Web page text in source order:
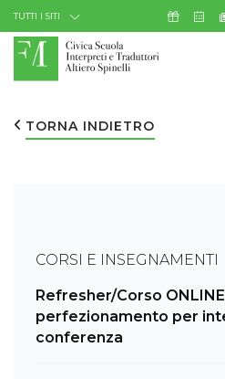
Skip to Content
TUTTI I SITI Icona
TORNA INDIETRO
CORSI E INSEGNAMENTI
Refresher/Corso
perfezionamento per
conferenza